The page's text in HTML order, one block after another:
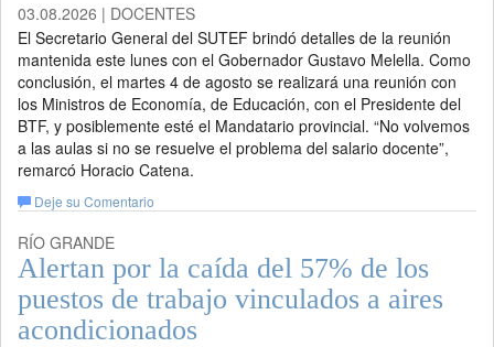
03.08.2026 | DOCENTES
El Secretario General del SUTEF brindó detalles de la reunión
mantenida este lunes con el Gobernador Gustavo Melella. Como
conclusión, el martes 4 de agosto se realizará una reunión con
los Ministros de Economía, de Educación, con el Presidente del
BTF, y posiblemente esté el Mandatario provincial. “No volvemos
a las aulas si no se resuelve el problema del salario docente”,
remarcó Horacio Catena.
Deje su Comentario
RÍO GRANDE
Alertan por la caída del 57% de los
puestos de trabajo vinculados a aires
acondicionados